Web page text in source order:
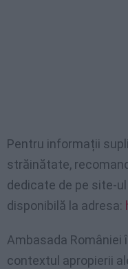
Pentru informații
străinătate,
dedicate de pe site-
disponibilă la adresa:
Ambasada României
contextul apropierii